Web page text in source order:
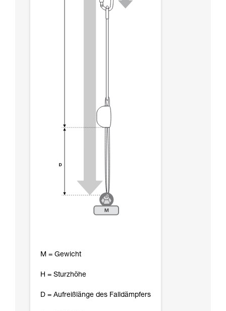
M = Gewicht
H = Sturzhöhe
D = Aufreißlänge des Falldämpfers